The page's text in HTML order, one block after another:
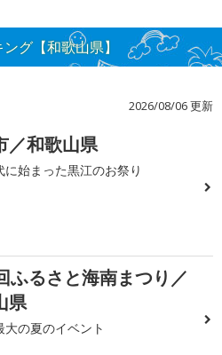
グ【和歌山県】
2026/08/06 更新
／和歌山県
に始まった黒江のお祭り
ふるさと海南まつり／
県
大の夏のイベント